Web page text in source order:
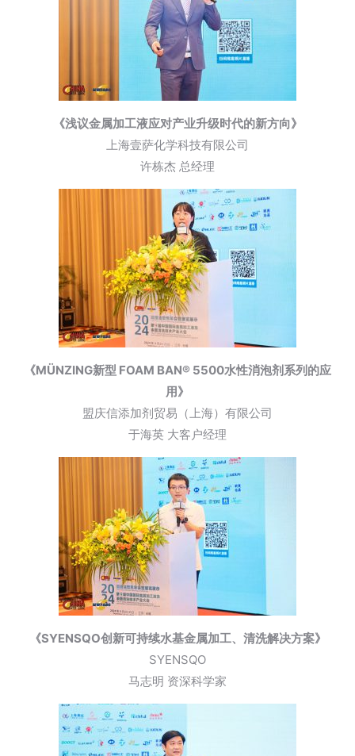
《浅议金属加工液应对产业升级时代的新方向》
上海壹萨化学科技有限公司
许栋杰 总经理
《MÜNZING新型 FOAM BAN® 5500水性消泡剂系列的应
用》
盟庆信添加剂贸易（上海）有限公司
于海英 大客户经理
《SYENSQO创新可持续水基金属加工、清洗解决方案》
SYENSQO
马志明 资深科学家